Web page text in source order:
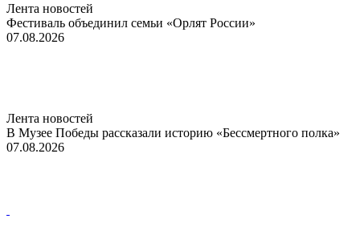
Лента новостей
Фестиваль объединил семьи «Орлят России»
07.08.2026
Лента новостей
В Музее Победы рассказали историю «Бессмертного полка»
07.08.2026